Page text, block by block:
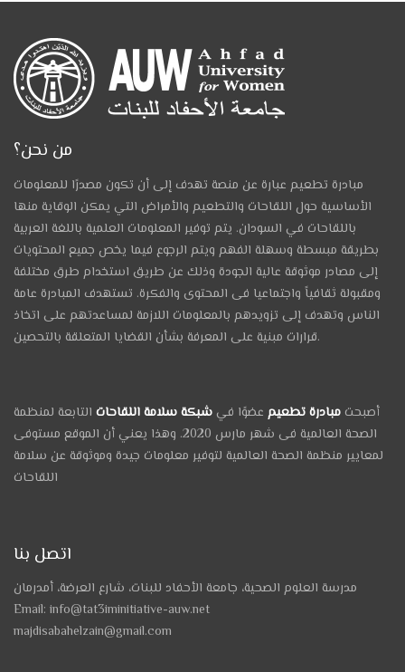
من نحن؟
مبادرة تطعيم عبارة عن منصة تهدف إلى أن تكون مصدرًا للمعلومات
الأساسية حول اللقاحات والتطعيم والأمراض التي يمكن الوقاية منها
باللقاحات في السودان. يتم توفير المعلومات العلمية باللغة العربية
بطريقة مبسطة وسهلة الفهم ويتم الرجوع فيما يخص جميع المحتويات
إلى مصادر موثوقة عالية الجودة وذلك عن طريق استخدام طرق مختلفة
ومقبولة ثقافياً واجتماعيا فى المحتوى والفكرة. تستهدف المبادرة عامة
الناس وتهدف إلى تزويدهم بالمعلومات اللازمة لمساعدتهم على اتخاذ
قرارات مبنية على المعرفة بشأن القضايا المتعلقة بالتحصين.
أصبحت مبادرة تطعيم عضوًا في شبكة سلامة اللقاحات التابعة لمنظمة
الصحة العالمية فى شهر مارس 2020. وهذا يعني أن الموقع مستوفى
لمعايير منظمة الصحة العالمية لتوفير معلومات جيدة وموثوقة عن سلامة
اللقاحات
اتصل بنا
مدرسة العلوم الصحية، جامعة الأحفاد للبنات، شارع العرضة، أمدرمان
Email: info@tat3iminitiative-auw.net
majdisabahelzain@gmail.com